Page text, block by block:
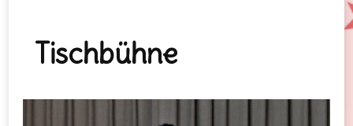
Tischbühne